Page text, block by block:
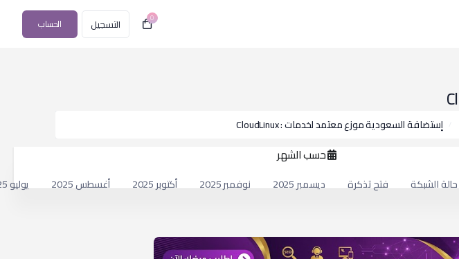
0 التسجيل الحساب
إستضافة السعودية موزع معتمد لخدمات : CloudLinux
حسب الشهر
ديسمبر 2025 نوفمبر 2025 أكتوبر 2025 أغسطس 2025 يوليو 2025 حالة الشبكة فتح تذكرة